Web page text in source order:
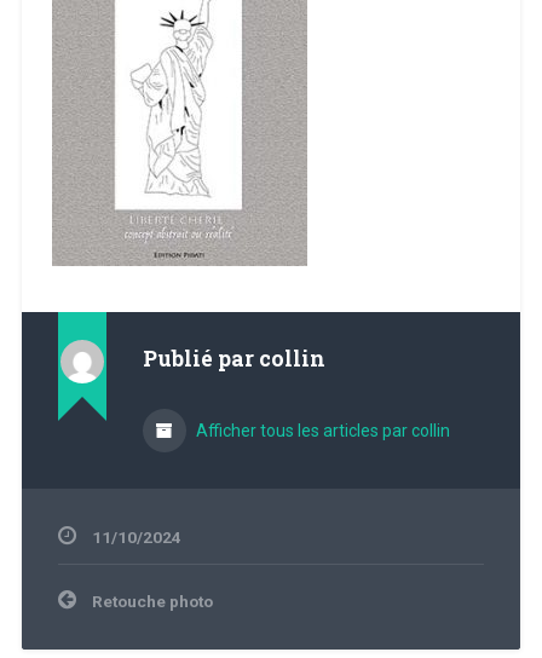
Publié par collin
Afficher tous les articles par collin
11/10/2024
Navigation
de
Retouche photo